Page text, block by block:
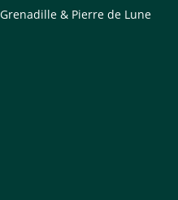
Grenadille & Pierre de Lune